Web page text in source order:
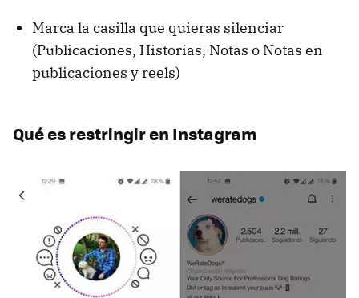
Marca la casilla que quieras silenciar
(Publicaciones, Historias, Notas o Notas en
publicaciones y reels)
Qué es restringir en Instagram